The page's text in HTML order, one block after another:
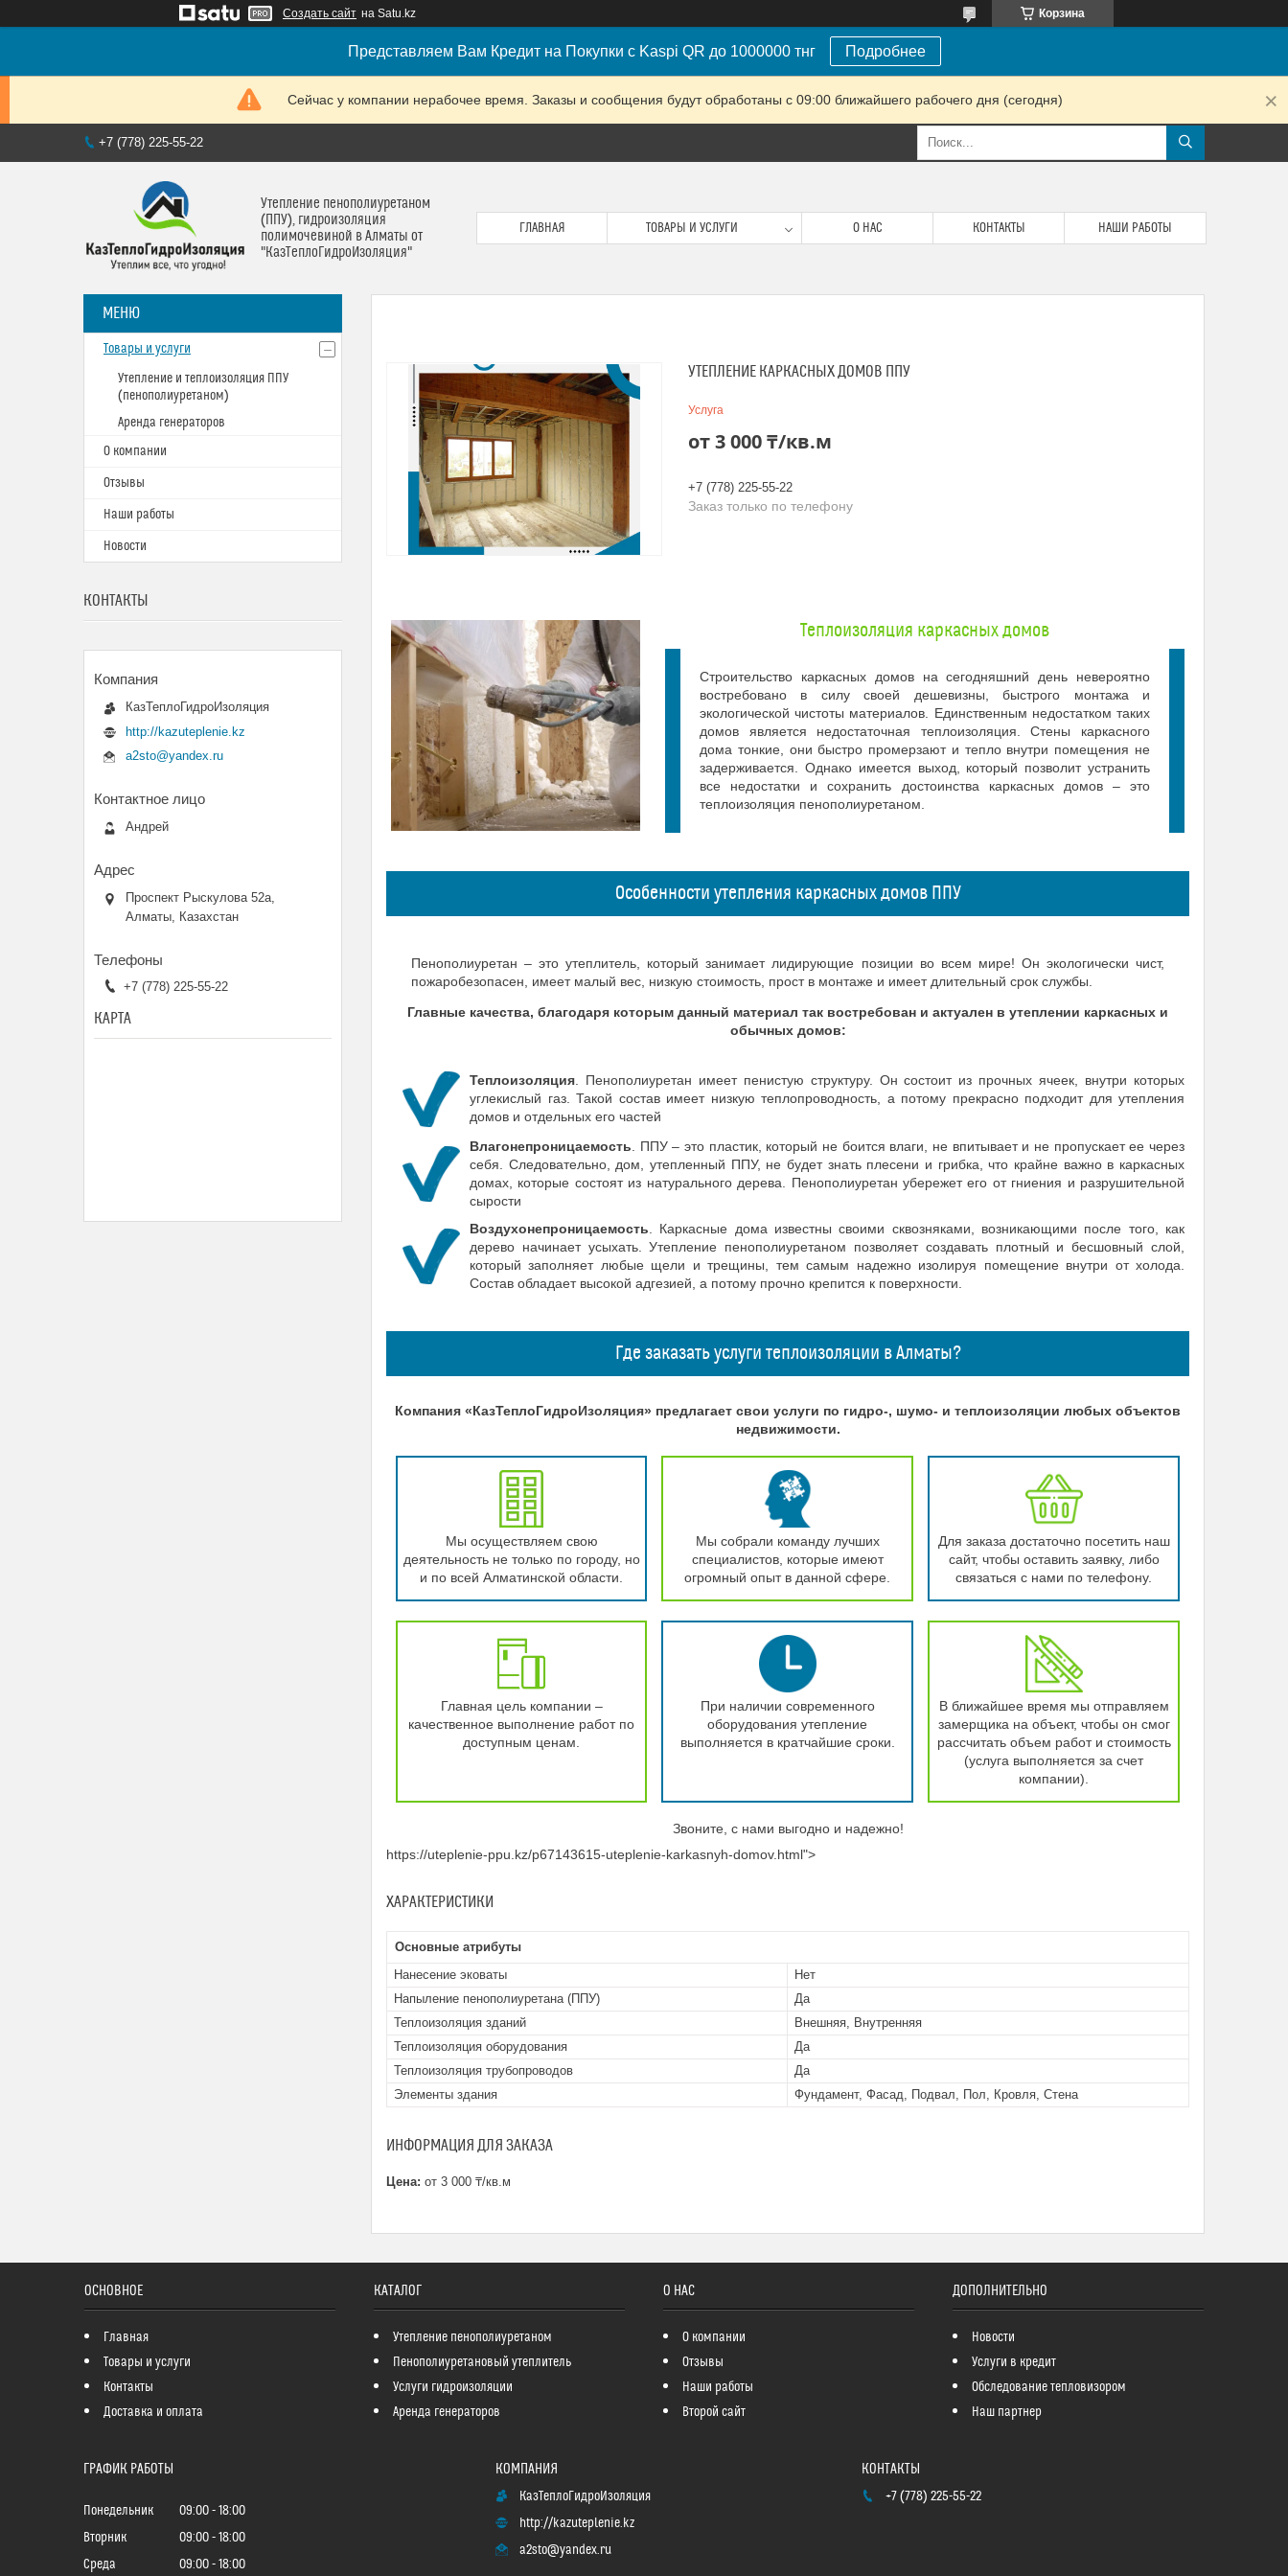
Создать сайт на Satu.kz Корзина
Представляем Вам Кредит на Покупки с Kaspi QR до 1000000 тнг Подробнее
Сейчас у компании нерабочее время. Заказы и сообщения будут обработаны с 09:00 ближайшего рабочего дня (сегодня)
+7 (778) 225-55-22
Утепление пенополиуретаном
(ППУ), гидроизоляция
полимочевиной в Алматы от
"КазТеплоГидроИзоляция"
ГЛАВНАЯ ТОВАРЫ И УСЛУГИ О НАС КОНТАКТЫ НАШИ РАБОТЫ
УТЕПЛЕНИЕ КАРКАСНЫХ ДОМОВ ППУ
Услуга
от3 000 ₸/кв.м
+7 (778) 225-55-22
Заказ только по телефону
Теплоизоляция каркасных домов
Строительство каркасных домов на сегодняшний день невероятно
востребовано в силу своей дешевизны, быстрого монтажа и
экологической чистоты материалов. Единственным недостатком таких
домов является недостаточная теплоизоляция. Стены каркасного
дома тонкие, они быстро промерзают и тепло внутри помещения не
задерживается. Однако имеется выход, который позволит устранить
все недостатки и сохранить достоинства каркасных домов – это
теплоизоляция пенополиуретаном.
Особенности утепления каркасных домов ППУ
Пенополиуретан – это утеплитель, который занимает лидирующие позиции во всем мире! Он экологически чист,
пожаробезопасен, имеет малый вес, низкую стоимость, прост в монтаже и имеет длительный срок службы.
Главные качества, благодаря которым данный материал так востребован и актуален в утеплении каркасных и
обычных домов:
Теплоизоляция . Пенополиуретан имеет пенистую структуру. Он состоит из прочных ячеек, внутри которых
углекислый газ. Такой состав имеет низкую теплопроводность, а потому прекрасно подходит для утепления
домов и отдельных его частей
Влагонепроницаемость . ППУ – это пластик, который не боится влаги, не впитывает и не пропускает ее через
себя. Следовательно, дом, утепленный ППУ, не будет знать плесени и грибка, что крайне важно в каркасных
домах, которые состоят из натурального дерева. Пенополиуретан убережет его от гниения и разрушительной
сырости
Воздухонепроницаемость . Каркасные дома известны своими сквозняками, возникающими после того, как
дерево начинает усыхать. Утепление пенополиуретаном позволяет создавать плотный и бесшовный слой,
который заполняет любые щели и трещины, тем самым надежно изолируя помещение внутри от холода.
Состав обладает высокой адгезией, а потому прочно крепится к поверхности.
Где заказать услуги теплоизоляции в Алматы?
Компания «КазТеплоГидроИзоляция» предлагает свои услуги по гидро-, шумо- и теплоизоляции любых объектов
недвижимости.
Мы осуществляем свою
деятельность не только по городу, но
и по всей Алматинской области.
Мы собрали команду лучших
специалистов, которые имеют
огромный опыт в данной сфере.
Для заказа достаточно посетить наш
сайт, чтобы оставить заявку, либо
связаться с нами по телефону.
Главная цель компании –
качественное выполнение работ по
доступным ценам.
При наличии современного
оборудования утепление
выполняется в кратчайшие сроки.
В ближайшее время мы отправляем
замерщика на объект, чтобы он смог
рассчитать объем работ и стоимость
(услуга выполняется за счет
компании).
Звоните, с нами выгодно и надежно!
https://uteplenie-ppu.kz/p67143615-uteplenie-karkasnyh-domov.html">
ХАРАКТЕРИСТИКИ
Основные атрибуты
Нанесение эковаты
Нет
Напыление пенополиуретана (ППУ)
Да
Теплоизоляция зданий
Внешняя, Внутренняя
Теплоизоляция оборудования
Да
Теплоизоляция трубопроводов
Да
Элементы здания
Фундамент, Фасад, Подвал, Пол, Кровля, Стена
ИНФОРМАЦИЯ ДЛЯ ЗАКАЗА
Цена: от 3 000 ₸/кв.м
Товары и услуги
Утепление и теплоизоляция ППУ
(пенополиуретаном)
Аренда генераторов
О компании
Отзывы
Наши работы
Новости
КОНТАКТЫ
КазТеплоГидроИзоляция
http://kazuteplenie.kz
a2sto@yandex.ru
Андрей
Проспект Рыскулова 52а,
Алматы, Казахстан
+7 (778) 225-55-22
КАРТА
ОСНОВНОЕ
Главная
Товары и услуги
Контакты
Доставка и оплата
КАТАЛОГ
Утепление пенополиуретаном
Пенополиуретановый утеплитель
Услуги гидроизоляции
Аренда генераторов
О НАС
О компании
Отзывы
Наши работы
Второй сайт
ДОПОЛНИТЕЛЬНО
Новости
Услуги в кредит
Обследование тепловизором
Наш партнер
ГРАФИК РАБОТЫ
Понедельник 09:00
18:00
Вторник
09:00
18:00
Среда
09:00 18:00
КазТеплоГидроИзоляция
http://kazuteplenie.kz
a2sto@yandex.ru
+7 (778) 225-55-22